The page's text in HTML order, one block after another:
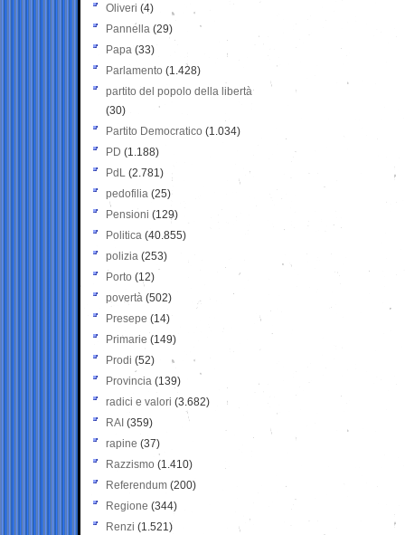
Oliveri (4)
Pannella (29)
Papa (33)
Parlamento (1.428)
partito del popolo della libertà
(30)
Partito Democratico (1.034)
PD (1.188)
PdL (2.781)
pedofilia (25)
Pensioni (129)
Politica (40.855)
polizia (253)
Porto (12)
povertà (502)
Presepe (14)
Primarie (149)
Prodi (52)
Provincia (139)
radici e valori (3.682)
RAI (359)
rapine (37)
Razzismo (1.410)
Referendum (200)
Regione (344)
Renzi (1.521)